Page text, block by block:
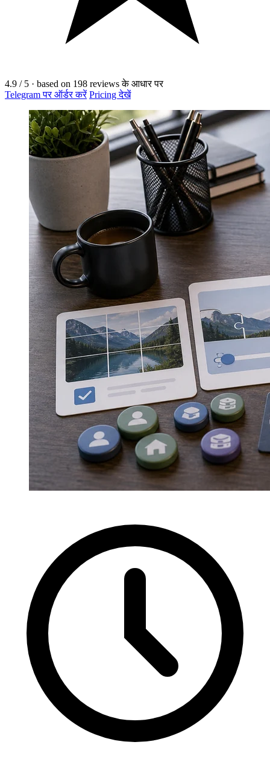
4.9 / 5 · based on 198 reviews के आधार पर
Telegram पर ऑर्डर करें Pricing देखें